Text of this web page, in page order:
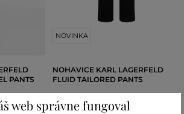
PANTS
309,90 €
NOVINKA
NOHAVICE KARL LAGERFELD
FLUID TAILORED PANTS
web správne fungoval